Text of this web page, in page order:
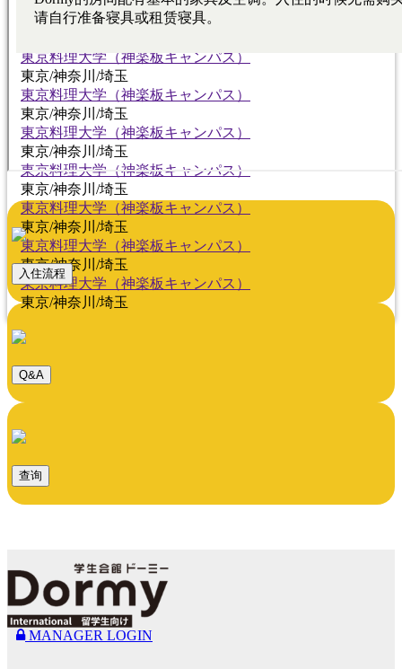
東京料理大学（神楽板キャンパス）
東京料理大学（神楽板キャンパス）
東京/神奈川/埼玉
東京料理大学（神楽板キャンパス）
東京/神奈川/埼玉
東京料理大学（神楽板キャンパス）
東京/神奈川/埼玉
東京料理大学（神楽板キャンパス）
東京/神奈川/埼玉
東京料理大学（神楽板キャンパス）
東京/神奈川/埼玉
東京料理大学（神楽板キャンパス）
東京/神奈川/埼玉
東京料理大学（神楽板キャンパス）
東京/神奈川/埼玉
入住流程
Q&A
查询
MANAGER LOGIN